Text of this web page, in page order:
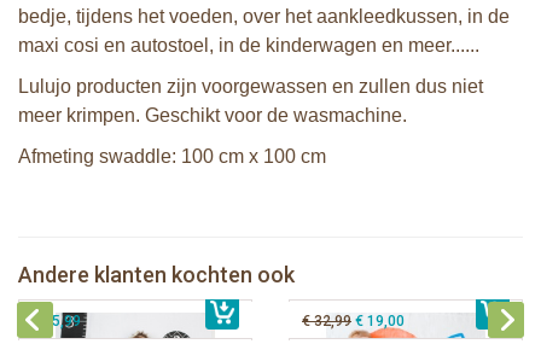
bedje, tijdens het voeden, over het aankleedkussen, in de
maxi cosi en autostoel, in de kinderwagen en meer......
Lulujo producten zijn voorgewassen en zullen dus niet
meer krimpen. Geschikt voor de wasmachine.
Afmeting swaddle: 100 cm x 100 cm
Andere klanten kochten ook
€ 21,99€ 14,50
Lanco - Bijtring Kori de Panda
€ 15,99 € 32,99 € 19,00